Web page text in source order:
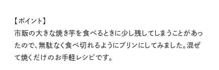
【ポイント】
市販の大きな焼き芋を食べるときに少し残してしまうことがあっ
たので、無駄なく食べ切れるようにプリンにしてみました。混ぜ
て焼くだけのお手軽レシピです。